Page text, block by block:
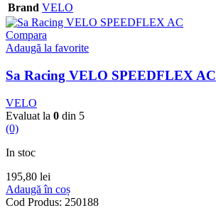
Brand VELO
Compara
Adaugă la favorite
Sa Racing VELO SPEEDFLEX AC
VELO
Evaluat la 0 din 5
(0)
In stoc
195,80 lei
Adaugă în coș
Cod Produs: 250188